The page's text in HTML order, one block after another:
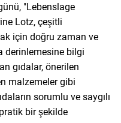
"Lebenslage
Lotz, çeşitli
için doğru zaman ve
derinlemesine bilgi
gıdalar, önerilen
malzemeler gibi
sorumlu ve saygılı
pratik bir şekilde